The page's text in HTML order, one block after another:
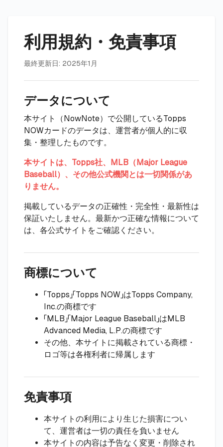
利用規約・免責事項
最終更新日: 2025年1月
データについて
本サイト（NowNote）で公開しているTopps
NOWカードのデータは、運営者が個人的に収
集・整理したものです。
本サイトは、Topps社、MLB（Major League
Baseball）、その他公式機関とは一切関係があ
りません。
掲載しているデータの正確性・完全性・最新性は
保証いたしません。最新かつ正確な情報について
は、各公式サイトをご確認ください。
商標について
「Topps」「Topps NOW」はTopps Company,
Inc.の商標です
「MLB」「Major League Baseball」はMLB
Advanced Media, L.P.の商標です
その他、本サイトに掲載されている商標・
ロゴ等は各権利者に帰属します
免責事項
本サイトの利用により生じた損害につい
て、運営者は一切の責任を負いません
本サイトの内容は予告なく変更・削除され